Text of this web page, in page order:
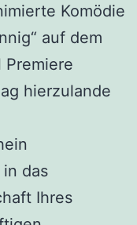
Komödie
auf dem
Premiere
hierzulande
das
Ihres